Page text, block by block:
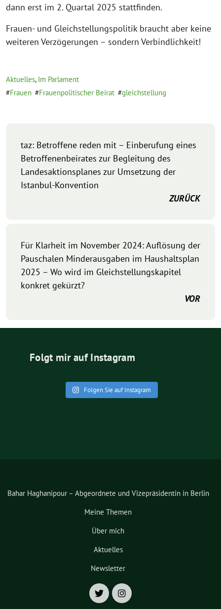
dann erst im 2. Quartal 2025 stattfinden.
Frauen- und Gleichstellungspolitik braucht aber keine
weiteren Verzögerungen – sondern Verbindlichkeit!
Aktuelles, Im Parlament
Frauen
Frauenpolitischer Beirat gleichstellung
taz: Betroffene reden mit – Einberufung eines
Betroffenenbeirates zur Begleitung des
Landesaktionsplanes zur Umsetzung der
Istanbul-Konvention
ZURÜCK
Für Klarheit im November 2024: Auflösung der
Pauschalen Minderausgaben im Haushaltsplan
2025 – Wo wird im Gleichstellungskapitel
konkret gekürzt?
VOR
Folgt mir auf Instagram
Folgen Sie auf Instagram
Bahar Haghanipour – Abgeordnete und Vizepräsidentin in Berlin
Meine Themen
Über mich
Aktuelles
Newsletter